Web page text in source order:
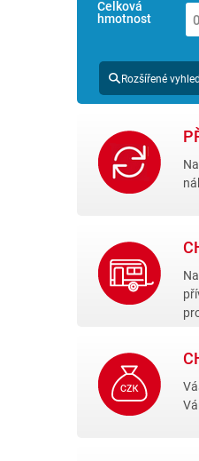
Celková
hmotnost
Rozšířené